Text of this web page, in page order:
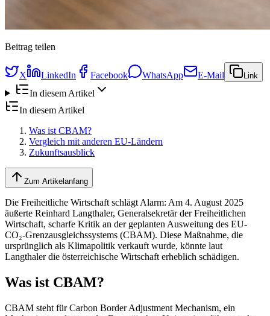
Beitrag teilen
X LinkedIn Facebook WhatsApp E-Mail Link
In diesem Artikel
In diesem Artikel
Was ist CBAM?
Vergleich mit anderen EU-Ländern
Zukunftsausblick
Zum Artikelanfang
Die Freiheitliche Wirtschaft schlägt Alarm: Am 4. August 2025
äußerte Reinhard Langthaler, Generalsekretär der Freiheitlichen
Wirtschaft, scharfe Kritik an der geplanten Ausweitung des EU-
CO₂-Grenzausgleichssystems (CBAM). Diese Maßnahme, die
ursprünglich als Klimapolitik verkauft wurde, könnte laut
Langthaler die österreichische Wirtschaft erheblich schädigen.
Was ist CBAM?
CBAM steht für Carbon Border Adjustment Mechanism, ein